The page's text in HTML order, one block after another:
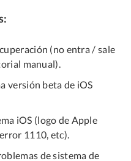
(no entra / sale
manual).
versión beta de iOS
iOS (logo de Apple
1110, etc).
de sistema de